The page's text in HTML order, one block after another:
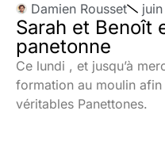
Damien Rousset
Sarah et Benoît
panetonne
Ce lundi , et jusqu’à
formation au moulin
véritables Panettones.